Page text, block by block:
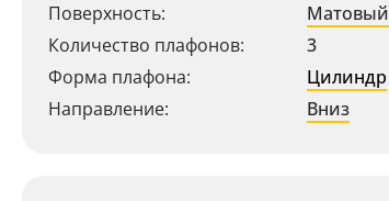
Поверхность:
Матовый
Количество плафонов:
3
Форма плафона:
Цилиндр
Направление:
Вниз